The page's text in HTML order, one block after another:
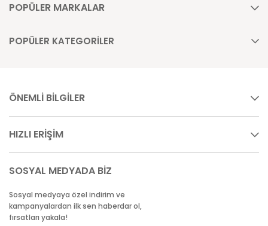
POPÜLER MARKALAR
POPÜLER KATEGORİLER
ÖNEMLİ BİLGİLER
HIZLI ERİŞİM
SOSYAL MEDYADA BİZ
Sosyal medyaya özel indirim ve
kampanyalardan ilk sen haberdar ol,
fırsatları yakala!